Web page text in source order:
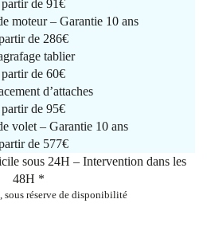
de 91€
moteur – Garantie 10 ans
de 286€
tablier
de 60€
d’attaches
de 95€
volet – Garantie 10 ans
de 577€
sous 24H – Intervention dans les
48H *
sous réserve de disponibilité